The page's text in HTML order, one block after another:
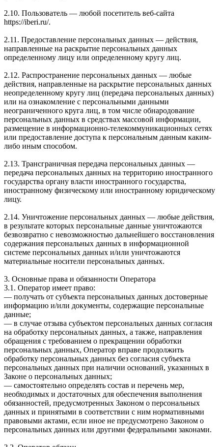
2.10. Пользователь — любой посетитель веб-сайта
https://iberi.ru/.
2.11. Предоставление персональных данных — действия,
направленные на раскрытие персональных данных
определенному лицу или определенному кругу лиц.
2.12. Распространение персональных данных — любые
действия, направленные на раскрытие персональных данных
неопределенному кругу лиц (передача персональных данных)
или на ознакомление с персональными данными
неограниченного круга лиц, в том числе обнародование
персональных данных в средствах массовой информации,
размещение в информационно-телекоммуникационных сетях
или предоставление доступа к персональным данным каким-
либо иным способом.
2.13. Трансграничная передача персональных данных —
передача персональных данных на территорию иностранного
государства органу власти иностранного государства,
иностранному физическому или иностранному юридическому
лицу.
2.14. Уничтожение персональных данных — любые действия,
в результате которых персональные данные уничтожаются
безвозвратно с невозможностью дальнейшего восстановления
содержания персональных данных в информационной
системе персональных данных и/или уничтожаются
материальные носители персональных данных.
3. Основные права и обязанности Оператора
3.1. Оператор имеет право:
— получать от субъекта персональных данных достоверные
информацию и/или документы, содержащие персональные
данные;
— в случае отзыва субъектом персональных данных согласия
на обработку персональных данных, а также, направления
обращения с требованием о прекращении обработки
персональных данных, Оператор вправе продолжить
обработку персональных данных без согласия субъекта
персональных данных при наличии оснований, указанных в
Законе о персональных данных;
— самостоятельно определять состав и перечень мер,
необходимых и достаточных для обеспечения выполнения
обязанностей, предусмотренных Законом о персональных
данных и принятыми в соответствии с ним нормативными
правовыми актами, если иное не предусмотрено Законом о
персональных данных или другими федеральными законами.